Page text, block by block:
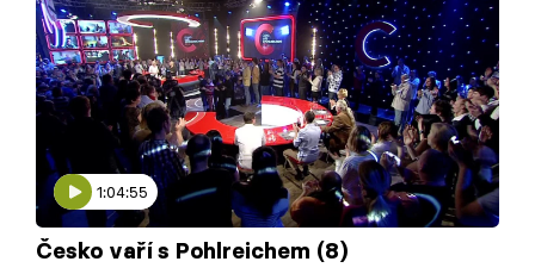
Recepty z TV
Speciál: Cuketa
Těhotnej kuchař
Sledujte prima+
1:04:55
Česko vaří s Pohlreichem (8)